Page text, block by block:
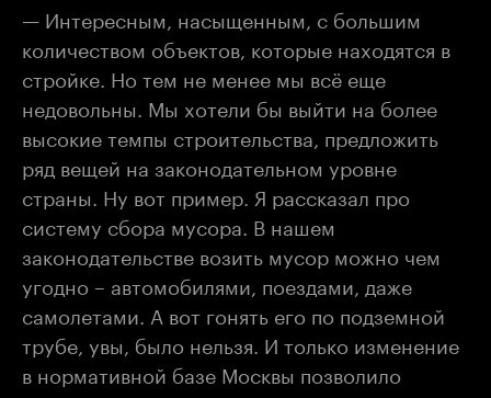
— Интересным, насыщенным, с большим
количеством объектов, которые находятся в
стройке. Но тем не менее мы всё еще
недовольны. Мы хотели бы выйти на более
высокие темпы строительства, предложить
ряд вещей на законодательном уровне
страны. Ну вот пример. Я рассказал про
систему сбора мусора. В нашем
законодательстве возить мусор можно чем
угодно – автомобилями, поездами, даже
самолетами. А вот гонять его по подземной
трубе, увы, было нельзя. И только изменение
в нормативной базе Москвы позволило